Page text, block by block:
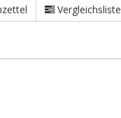
Vergleichsliste